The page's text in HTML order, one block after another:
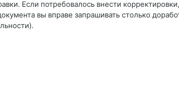
Если потребовалось внести
вы вправе запрашивать столько